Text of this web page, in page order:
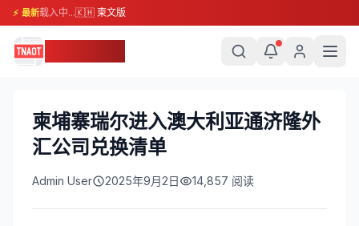
⚡ 最新载入中...🇰🇭 柬文版
柬埔寨瑞尔进入澳大利亚通济隆外
汇公司兑换清单
Admin User 2025年9月2日 14,857 阅读